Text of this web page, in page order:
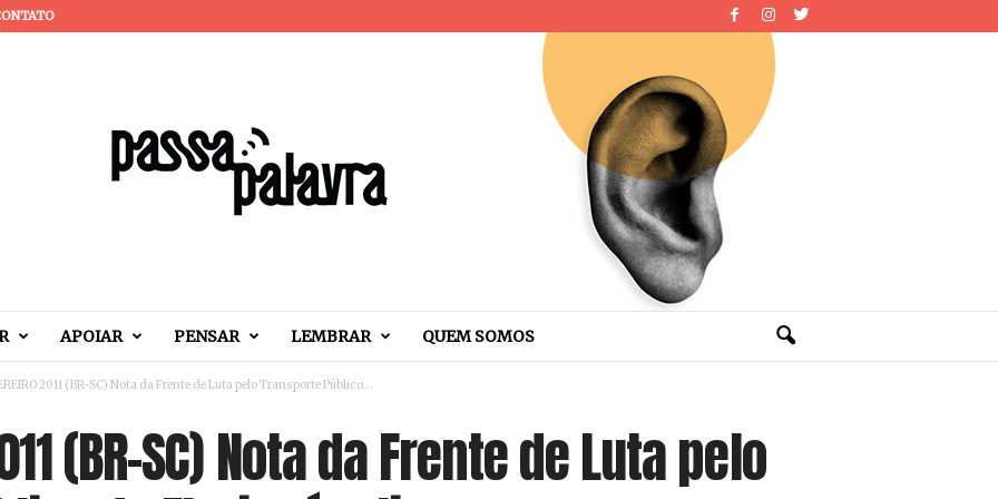
APOIAR PENSAR LEMBRAR QUEM SOMOS
2011 (BR-SC) Nota da Frente de Luta pelo Transporte Público...
(BR-SC) Nota da Frente de Luta pelo